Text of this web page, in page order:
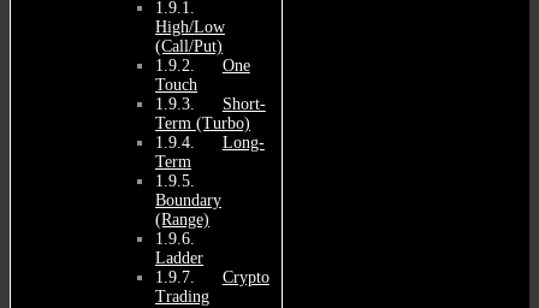
High/Low
(Call/Put)
One
Touch
Short-
Term (Turbo)
Long-
Term
Boundary
(Range)
Ladder
Crypto
Trading